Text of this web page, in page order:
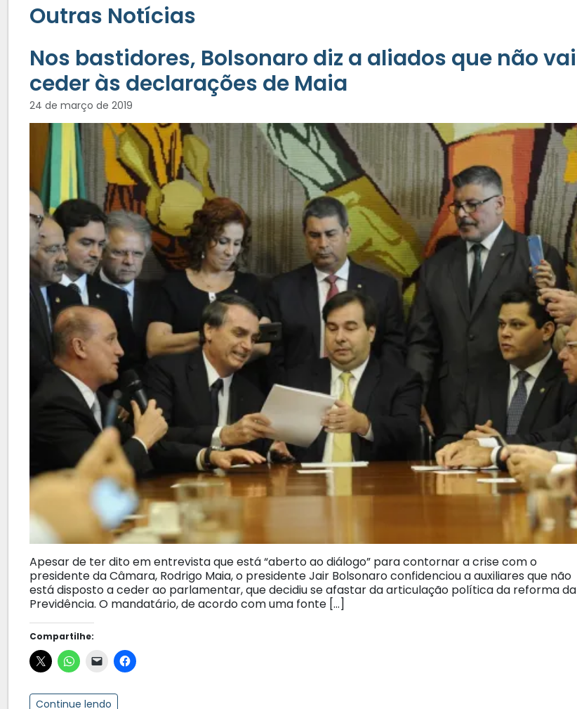
Outras Notícias
Nos bastidores, Bolsonaro diz a aliados que não vai
ceder às declarações de Maia
24 de março de 2019
Apesar de ter dito em entrevista que está “aberto ao diálogo” para contornar a crise com o
presidente da Câmara, Rodrigo Maia, o presidente Jair Bolsonaro confidenciou a auxiliares que não
está disposto a ceder ao parlamentar, que decidiu se afastar da articulação política da reforma da
Previdência. O mandatário, de acordo com uma fonte […]
Compartilhe:
Continue lendo